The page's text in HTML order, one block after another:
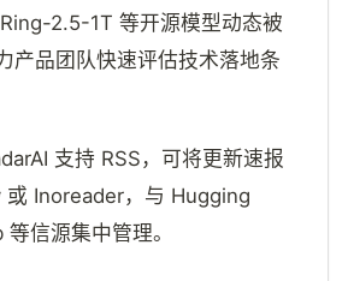
2.5-1T 等开源模型动态被
产品团队快速评估技术落地条
支持 RSS，可将更新速报
或 Inoreader，与 Hugging
信源集中管理。